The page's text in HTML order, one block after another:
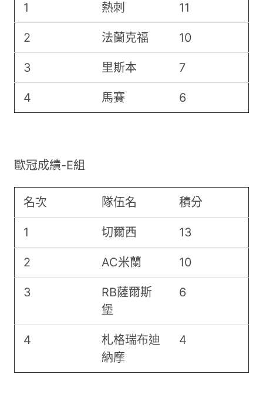
1 熱刺 11
2 法蘭克福 10
3 里斯本 7
4 馬賽 6
歐冠成績-E組
名次 隊伍名 積分
1 切爾西 13
2 AC米蘭 10
3
RB薩爾斯
堡
6
4
札格瑞布迪
納摩
4